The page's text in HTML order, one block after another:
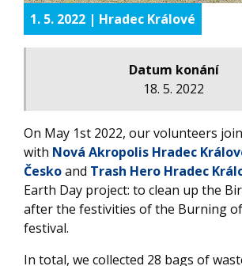
1. 5. 2022 | Hradec Králové
Datum konání
18. 5. 2022
On May 1st 2022, our volunteers
with Nová Akropolis Hradec
Českoand Trash Hero Hradec
Earth Day project: to clean up the
after the festivities of the Burning
festival.
In total, we collected 28 bags of